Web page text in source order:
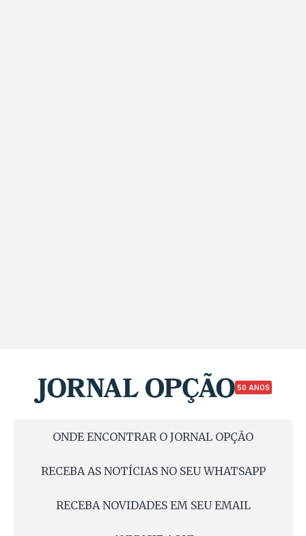
50 ANOS
ONDE ENCONTRAR O JORNAL OPÇÃO
RECEBA AS NOTÍCIAS NO SEU WHATSAPP
RECEBA NOVIDADES EM SEU EMAIL